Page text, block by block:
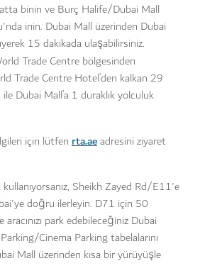
binin ve Burç Halife/Dubai Mall
inin. Dubai Mall üzerinden Dubai
15 dakikada ulaşabilirsiniz.
Trade Centre bölgesinden
Trade Centre Hotel’den kalkan 29
Dubai Mall’a 1 duraklık yolculuk
için lütfen rta.aeadresini ziyaret
Sheikh Zayed Rd/E11'e
doğru ilerleyin. D71 için 50
aracınızı park edebileceğiniz Dubai
Cinema Parking tabelalarını
Mall üzerinden kısa bir yürüyüşle